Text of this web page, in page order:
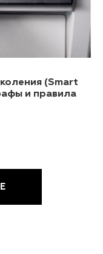
(Smart
и правила